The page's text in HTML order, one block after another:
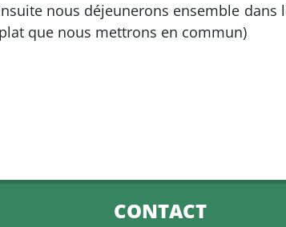
nous déjeunerons ensemble
que nous mettrons en commun)
CONTACT